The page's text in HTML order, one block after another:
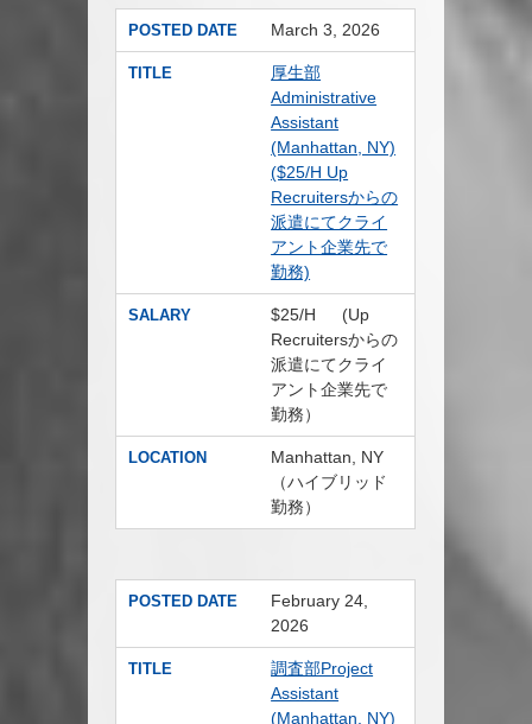
POSTED DATE March 3, 2026
TITLE
厚生部
Administrative
Assistant
(Manhattan, NY)
($25/H Up
Recruitersからの
派遣にてクライ
アント企業先で
勤務)
SALARY
$25/H (Up
Recruitersからの
派遣にてクライ
アント企業先で
勤務）
LOCATION
Manhattan, NY
（ハイブリッド
勤務）
POSTED DATE
February 24,
2026
TITLE
調査部Project
Assistant
(Manhattan, NY)